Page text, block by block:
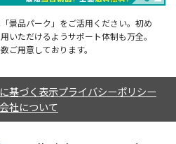
景品パーク」をご活用ください。初め
いただけるようサポート体制も万全。
ご用意しております。
基づく表示プライバシーポリシー
社について